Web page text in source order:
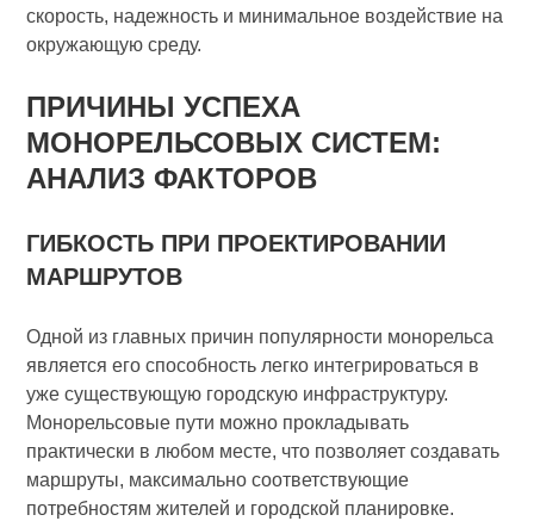
скорость, надежность и минимальное воздействие на
окружающую среду.
ПРИЧИНЫ УСПЕХА
МОНОРЕЛЬСОВЫХ СИСТЕМ:
АНАЛИЗ ФАКТОРОВ
ГИБКОСТЬ ПРИ ПРОЕКТИРОВАНИИ
МАРШРУТОВ
Одной из главных причин популярности монорельса
является его способность легко интегрироваться в
уже существующую городскую инфраструктуру.
Монорельсовые пути можно прокладывать
практически в любом месте, что позволяет создавать
маршруты, максимально соответствующие
потребностям жителей и городской планировке.